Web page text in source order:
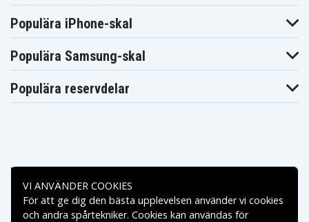
Populära iPhone-skal
Populära Samsung-skal
Populära reservdelar
Betalningsalternativ
Leveransalternativ
VI ANVÄNDER COOKIES
För att ge dig den bästa upplevelsen använder vi cookies
och andra spårtekniker. Cookies kan användas för